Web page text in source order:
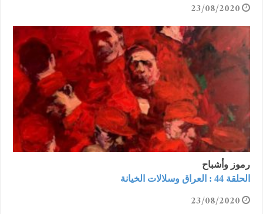
23/08/2020
رموز وأشباح
الحلقة 44 : العراق وسلالات الخيانة
23/08/2020